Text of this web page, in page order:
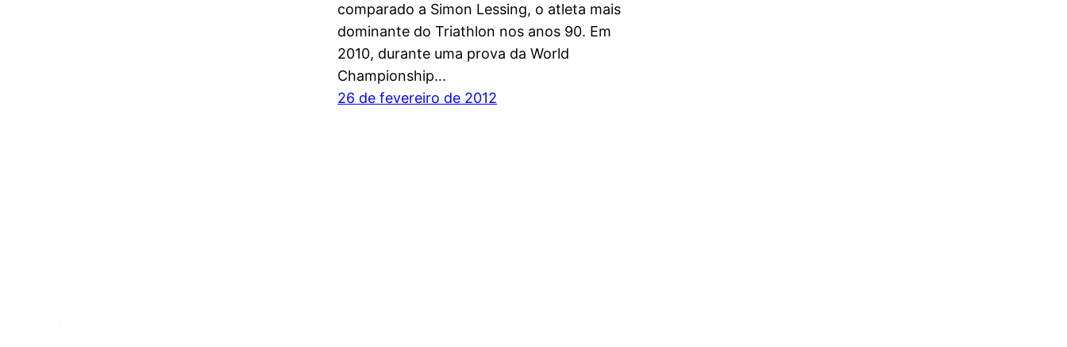
comparado a Simon Lessing, o atleta mais
dominante do Triathlon nos anos 90. Em
2010, durante uma prova da World
Championship…
26 de fevereiro de 2012
Espírito Outdoor – O site dos esportes de endurance